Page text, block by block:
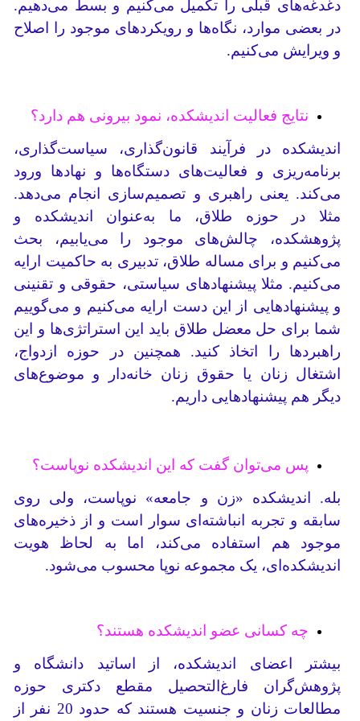
دغدغه‌های قبلی را تکمیل می‌کنیم و بسط می‌دهیم.
در بعضی موارد، نگاه‌ها و رویکردهای موجود را اصلاح
و ویرایش می‌کنیم.
نتایج فعالیت اندیشکده، نمود بیرونی هم دارد؟
اندیشکده در فرآیند قانون‌گذاری، سیاست‌گذاری،
برنامه‌ریزی و فعالیت‌های دستگاه‌ها و نهادها ورود
می‌کند. یعنی راهبری و تصمیم‌سازی انجام می‌دهد.
مثلا در حوزه طلاق، ما به‌عنوان اندیشکده و
پژوهشکده، چالش‌های موجود را می‌یابیم، بحث
می‌کنیم و برای مساله طلاق، تدبیری به حاکمیت ارایه
می‌کنیم. مثلا پیشنهادهای سیاستی، حقوقی و تقنینی
و پیشنهادهایی از این دست ارایه می‌کنیم و می‌گوییم
شما برای حل معضل طلاق باید این استراتژی‌ها و این
راهبردها را اتخاذ کنید. همچنین در حوزه ازدواج،
اشتغال زنان یا حقوق زنان خانه‌دار و موضوع‌های
دیگر هم پیشنهادهایی داریم.
پس می‌توان گفت که این اندیشکده نوپاست؟
بله. اندیشکده «زن و جامعه» نوپاست، ولی روی
سابقه و تجربه انباشته‌ای سوار است و از ذخیره‌های
موجود هم استفاده می‌کند، اما به لحاظ هویت
اندیشکده‌ای، یک مجموعه نوپا محسوب می‌شود.
چه کسانی عضو اندیشکده هستند؟
بیشتر اعضای اندیشکده، از اساتید دانشگاه و
پژوهش‌گران فارغ‌التحصیل مقطع دکتری حوزه
مطالعات زنان و جنسیت هستند که حدود 20 نفر از